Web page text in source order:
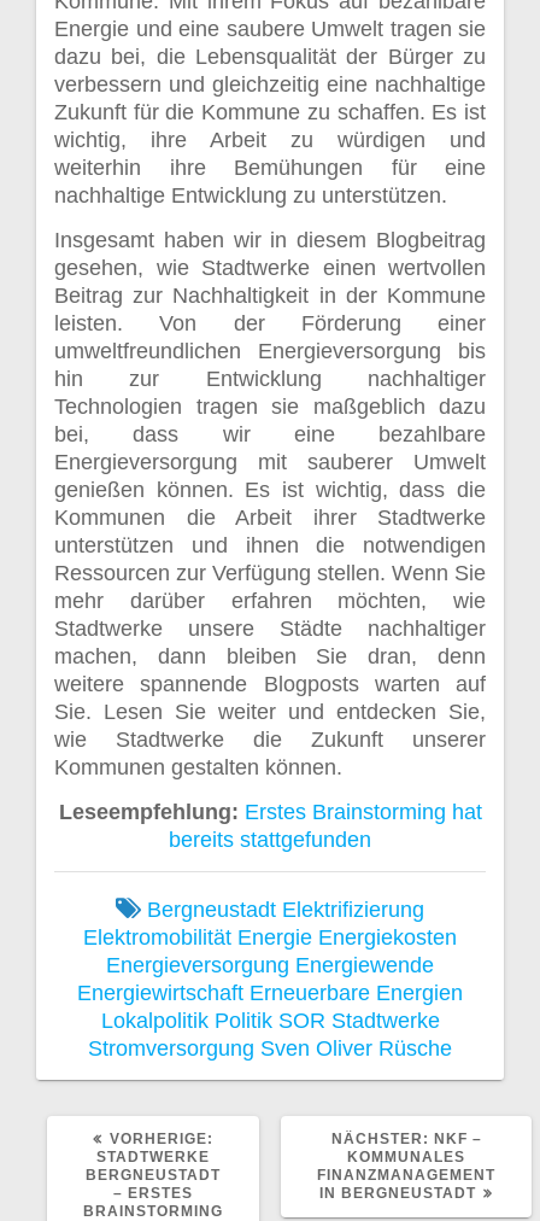
Energie und eine saubere Umwelt tragen sie
dazu bei, die Lebensqualität der Bürger zu
verbessern und gleichzeitig eine nachhaltige
Zukunft für die Kommune zu schaffen. Es ist
wichtig, ihre Arbeit zu würdigen und
weiterhin ihre Bemühungen für eine
nachhaltige Entwicklung zu unterstützen.
Insgesamt haben wir in diesem Blogbeitrag
gesehen, wie Stadtwerke einen wertvollen
Beitrag zur Nachhaltigkeit in der Kommune
leisten. Von der Förderung einer
umweltfreundlichen Energieversorgung bis
hin zur Entwicklung nachhaltiger
Technologien tragen sie maßgeblich dazu
bei, dass wir eine bezahlbare
Energieversorgung mit sauberer Umwelt
genießen können. Es ist wichtig, dass die
Kommunen die Arbeit ihrer Stadtwerke
unterstützen und ihnen die notwendigen
Ressourcen zur Verfügung stellen. Wenn Sie
mehr darüber erfahren möchten, wie
Stadtwerke unsere Städte nachhaltiger
machen, dann bleiben Sie dran, denn
weitere spannende Blogposts warten auf
Sie. Lesen Sie weiter und entdecken Sie,
wie Stadtwerke die Zukunft unserer
Kommunen gestalten können.
Leseempfehlung: Erstes Brainstorming hat
bereits stattgefunden
Bergneustadt Elektrifizierung
Elektromobilität Energie Energiekosten
Energieversorgung Energiewende
Energiewirtschaft Erneuerbare Energien
Lokalpolitik Politik SOR Stadtwerke
Stromversorgung Sven Oliver Rüsche
VORHERIGE:
STADTWERKE
BERGNEUSTADT
– ERSTES
BRAINSTORMING
NÄCHSTER: NÄCHSTER
BEITRAG:
NKF –
KOMMUNALES
FINANZMANAGEMENT
IN BERGNEUSTADT